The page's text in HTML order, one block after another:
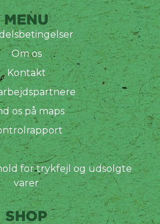
MENU
Om os
Kontakt
os på maps
for trykfejl og udsolgte
varer
SHOP